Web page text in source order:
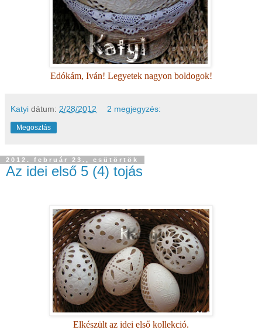
Edókám, Iván! Legyetek nagyon boldogok!
Katyi dátum: 2/28/2012 2 megjegyzés:
Megosztás
2012. február 23., csütörtök
Az idei első 5 (4) tojás
Elkészült az idei első kollekció.